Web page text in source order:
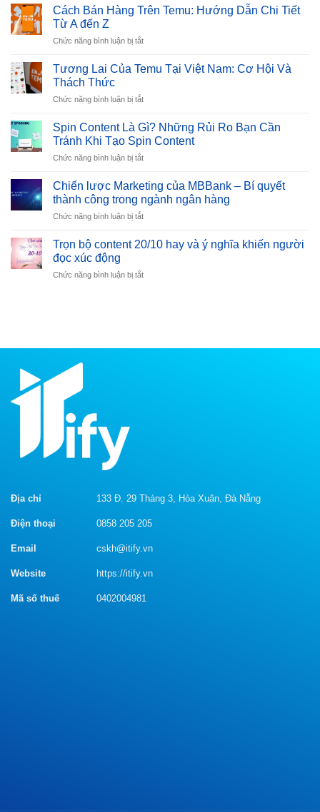
Cách Bán Hàng Trên Temu: Hướng Dẫn Chi Tiết
Từ A đến Z
Chức năng bình luận bị tắtở
Temu:
Dẫn
Chi
Từ
đến
Z
Tương Lai Của Temu Tại Việt Nam: Cơ Hội Và
Thách Thức
Chức năng bình luận bị tắtở
Lai
Của
Temu
Tại
Nam:
Cơ
Hội
Và
Thức
Spin Content Là Gì? Những Rủi Ro Bạn Cần
Tránh Khi Tạo Spin Content
Chức năng bình luận bị tắtở
Content
Gì?
Những
Ro
Tránh
Chiến lược Marketing của MBBank – Bí quyết
thành công trong ngành ngân hàng
Chức năng bình luận bị tắtở
lược
MBBank
trong
Trọn bộ content 20/10 hay và ý nghĩa khiến người
đọc xúc động
Chức năng bình luận bị tắtở
và
Địa chỉ 133 Đ. 29 Tháng 3, Hòa Xuân, Đà Nẵng
Điện thoại 0858 205 205
Email cskh@itify.vn
Website https://itify.vn
Mã số thuế 0402004981